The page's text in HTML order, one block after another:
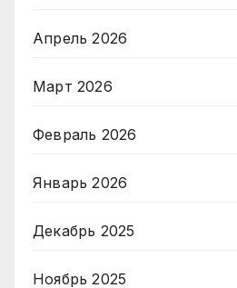
Апрель 2026
Март 2026
Февраль 2026
Январь 2026
Декабрь 2025
Ноябрь 2025